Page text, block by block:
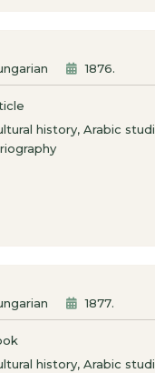
1876.
history, Arabic
1877.
history, Arabic